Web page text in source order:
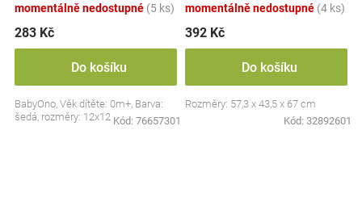
momentálně nedostupné (5 ks)
283 Kč
Do košíku
BabyOno, Věk dítěte: 0m+, Barva:
šedá, rozměry: 12x12 cm.
Kód: 76657301
momentálně nedostupné (4 ks)
392 Kč
Do košíku
Rozměry: 57,3 x 43,5 x 67 cm
Kód: 32892601